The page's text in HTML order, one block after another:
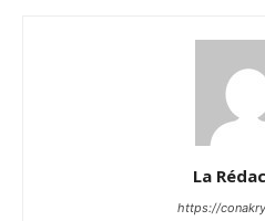
La
https://